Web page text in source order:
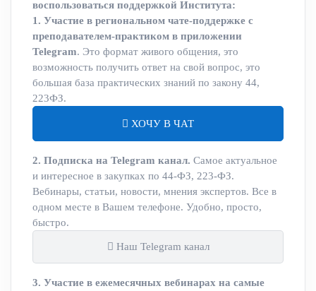
воспользоваться поддержкой Института:
1. Участие в региональном чате-поддержке с
преподавателем-практиком в приложении
Telegram. Это формат живого общения, это
возможность получить ответ на свой вопрос, это
большая база практических знаний по закону 44,
223ФЗ.
ХОЧУ В ЧАТ
2. Подписка на Telegram канал. Самое актуальное
и интересное в закупках по 44-ФЗ, 223-ФЗ.
Вебинары, статьи, новости, мнения экспертов. Все в
одном месте в Вашем телефоне. Удобно, просто,
быстро.
Наш Telegram канал
3. Участие в ежемесячных вебинарах на самые